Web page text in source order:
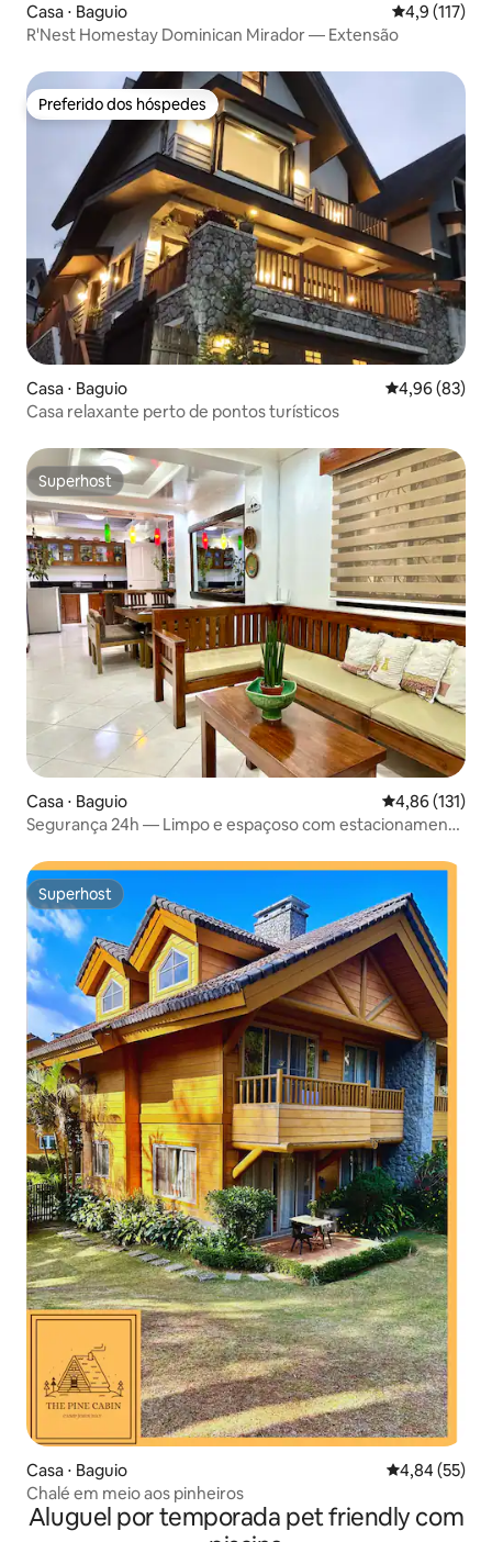
Casa ⋅ Baguio 4,9 de uma
4,9 (117)
R'Nest Homestay Dominican Mirador — Extensão
Preferido dos hóspedes
Preferido dos hóspedes
Casa ⋅ Baguio 4,96 de uma
4,96 (83)
Casa relaxante perto de pontos turísticos
Superhost
Superhost
Casa ⋅ Baguio 4,86 de uma
4,86 (131)
Segurança 24h — Limpo e espaçoso com estacionamento
Superhost
Superhost
Casa ⋅ Baguio 4,84 de uma
4,84 (55)
Chalé em meio aos pinheiros
Aluguel por temporada pet friendly com